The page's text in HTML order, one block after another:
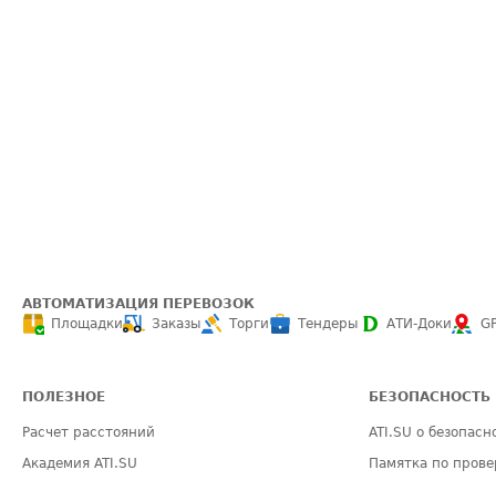
АВТОМАТИЗАЦИЯ ПЕРЕВОЗОК
Площадки
Заказы Торги Тендеры АТИ-Доки
ПОЛЕЗНОЕ
Расчет расстояний
Академия ATI.SU
БЕЗОПАСНОСТЬ
ATI.SU о
Памятка по